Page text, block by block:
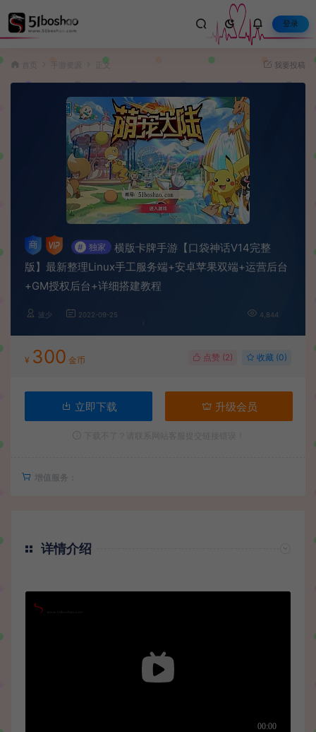
登录
手游资源 正文 我要投稿
# 独家
横版卡牌手游【口袋神话V14完整
版】最新整理Linux手工服务端+安卓苹果双端+运营后台
+GM授权后台+详细搭建教程
波少 2022-09-25 4,844
¥ 300 金币 点赞 (2) 收藏 (0)
立即下载 升级会员
增值服务：
详情介绍